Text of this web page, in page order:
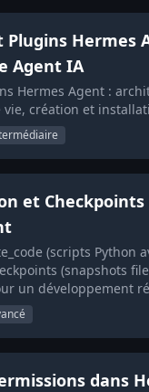
Plugins Hermes
Agent IA
Hermes Agent :
vie, création et
et Checkpoints
(scripts Python
(snapshots
un développement
dans